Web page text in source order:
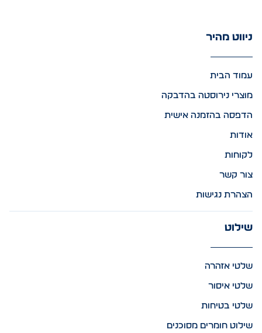
ניווט מהיר
עמוד הבית
מוצרי נירוסטה בהדבקה
הדפסה בהזמנה אישית
אודות
לקוחות
צור קשר
הצהרת נגישות
שילוט
שלטי אזהרה
שלטי איסור
שלטי בטיחות
שילוט חומרים מסוכנים